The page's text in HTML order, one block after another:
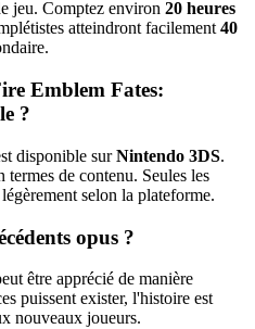
jeu. Comptez environ 20 heures
atteindront facilement40
Emblem Fates:
?
disponible surNintendo 3DS.
termes de contenu. Seules les
selon la plateforme.
opus ?
être apprécié de manière
puissent exister, l'histoire est
nouveaux joueurs.